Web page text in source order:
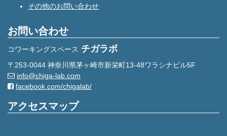
その他のお問い合わせ
お問い合わせ
コワーキングスペース チガラボ
〒253-0044 神奈川県茅ヶ崎市新栄町13-48ワラシナビル5F
info@chiga-lab.com
facebook.com/chigalab/
アクセスマップ